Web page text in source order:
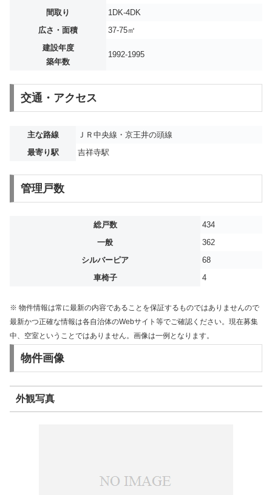
間取り
1DK-4DK
広さ・面積
37-75㎡
建設年度
築年数
1992-1995
交通・アクセス
主な路線
ＪＲ中央線・京王井の頭線
最寄り駅
吉祥寺駅
管理戸数
総戸数
434
一般
362
シルバーピア
68
車椅子
4
※ 物件情報は常に最新の内容であることを保証するものではありませんので
最新かつ正確な情報は各自治体のWebサイト等でご確認ください。現在募集
中、空室ということではありません。画像は一例となります。
物件画像
外観写真